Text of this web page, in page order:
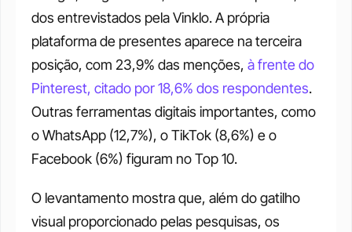
dos entrevistados pela Vinklo. A própria
plataforma de presentes aparece na terceira
posição, com 23,9% das menções, à frente do
Pinterest, citado por 18,6% dos respondentes.
Outras ferramentas digitais importantes, como
o WhatsApp (12,7%), o TikTok (8,6%) e o
Facebook (6%) figuram no Top 10.
O levantamento mostra que, além do gatilho
visual proporcionado pelas pesquisas, os